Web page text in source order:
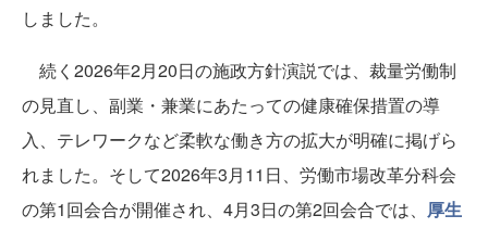
しました。
続く2026年2月20日の施政方針演説では、裁量労働制
の見直し、副業・兼業にあたっての健康確保措置の導
入、テレワークなど柔軟な働き方の拡大が明確に掲げら
れました。そして2026年3月11日、労働市場改革分科会
の第1回会合が開催され、4月3日の第2回会合では、 厚生